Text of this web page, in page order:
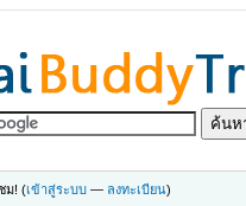
ม! (เข้าสู่ระบบ — ลงทะเบียน)